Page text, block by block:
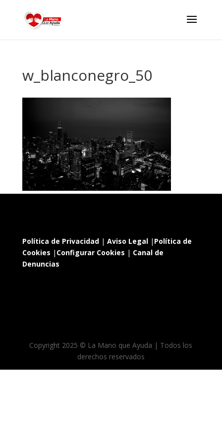
w_blanconegro_50
Política de Privacidad| Aviso Legal| Política de
Cookies | Configurar Cookies | Canal de
Denuncias
Copyright 2025 © La Mano que Ayuda | Todos los
derechos reservados